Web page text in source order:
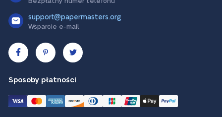
support@papermasters.org
Wsparcie e-mail
Sposoby płatności